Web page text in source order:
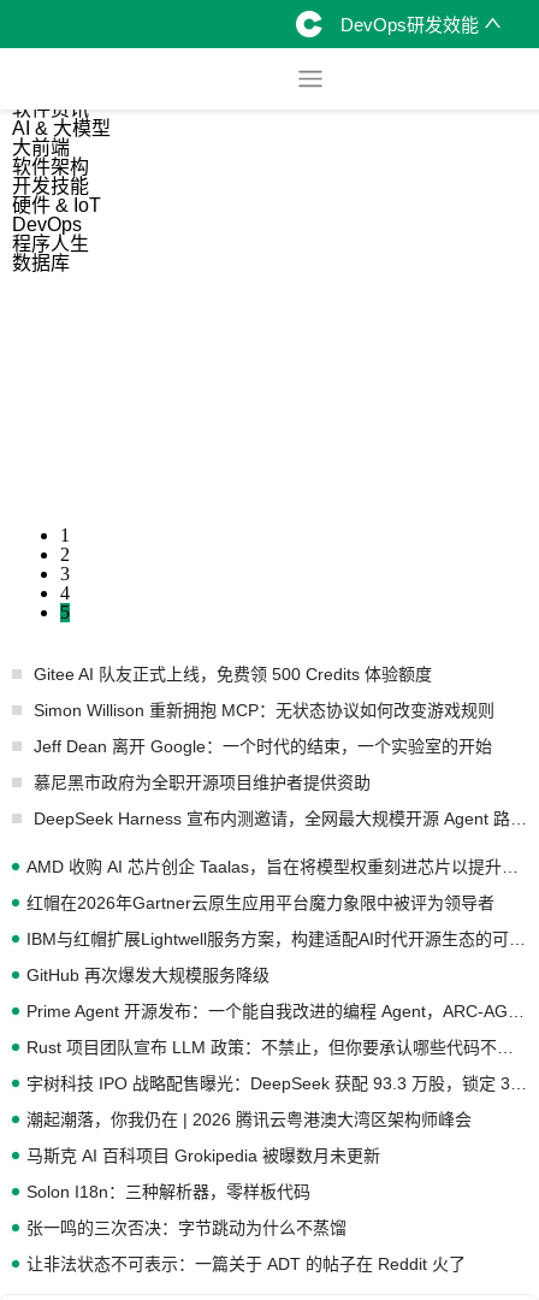
DevOps研发效能
软件资讯
AI & 大模型
大前端
软件架构
开发技能
硬件 & IoT
DevOps
程序人生
数据库
1
2
3
4
5
Gitee AI 队友正式上线，免费领 500 Credits 体验额度
Simon Willison 重新拥抱 MCP：无状态协议如何改变游戏规则
Jeff Dean 离开 Google：一个时代的结束，一个实验室的开始
慕尼黑市政府为全职开源项目维护者提供资助
红帽在2026年Gartner云原生应用平台魔力象限中被评为领导者
GitHub 再次爆发大规模服务降级
潮起潮落，你我仍在 | 2026 腾讯云粤港澳大湾区架构师峰会
马斯克 AI 百科项目 Grokipedia 被曝数月未更新
Solon I18n：三种解析器，零样板代码
张一鸣的三次否决：字节跳动为什么不蒸馏
让非法状态不可表示：一篇关于 ADT 的帖子在 Reddit 火了